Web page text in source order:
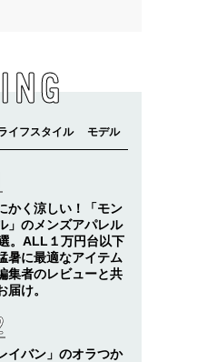
かく涼しい！「モン
」のメンズアパレル
。ALL１万円台以下
暑に最適なアイテム
集者のレビューと共
届け。
イバン」のオラつか